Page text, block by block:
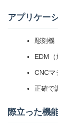
アプリケー
彫刻機
EDM（
CNCマ
正確で
際立った機